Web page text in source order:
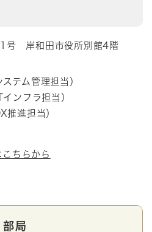
1号 岸和田市役所別館4階
ステム管理担当 ）
インフラ担当 ）
推進担当 ）
ちらから
部局